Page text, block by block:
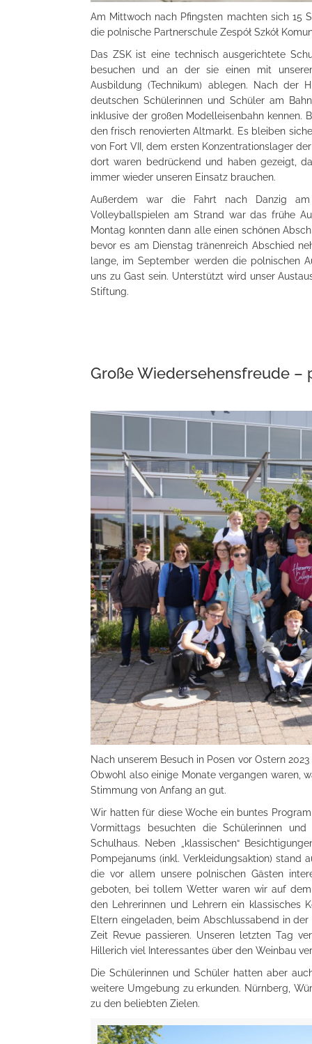
Am Mittwoch nach Pfingsten machten sich 15
die polnische Partnerschule Zespół Szkół
Das ZSK ist eine technisch ausgerichtete
besuchen und an der sie einen mit
Ausbildung (Technikum) ablegen. Nach der
deutschen Schülerinnen und Schüler am
inklusive der großen Modelleisenbahn
den frisch renovierten Altmarkt. Es bleiben
von Fort VII, dem ersten Konzentrationslager
dort waren bedrückend und haben gezeigt,
immer wieder unseren Einsatz brauchen.
Außerdem war die Fahrt nach Danzig
Volleyballspielen am Strand war das frühe
Montag konnten dann alle einen schönen
bevor es am Dienstag tränenreich Abschied
lange, im September werden die polnischen
uns zu Gast sein. Unterstützt wird unser
Stiftung.
Große Wiedersehensfreude –
Nach unserem Besuch in Posen vor Ostern
Obwohl also einige Monate vergangen waren,
Stimmung von Anfang an gut.
Wir hatten für diese Woche ein buntes
Vormittags besuchten die Schülerinnen
Schulhaus. Neben „klassischen“
Pompejanums (inkl. Verkleidungsaktion) stand
die vor allem unsere polnischen Gästen
geboten, bei tollem Wetter waren wir auf
den Lehrerinnen und Lehrern ein klassisches
Eltern eingeladen, beim Abschlussabend in
Zeit Revue passieren. Unseren letzten Tag
Hillerich viel Interessantes über den Weinbau
Die Schülerinnen und Schüler hatten aber
weitere Umgebung zu erkunden. Nürnberg,
zu den beliebten Zielen.